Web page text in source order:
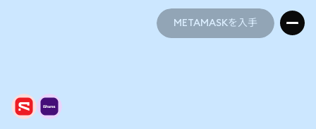
METAMASKを入手